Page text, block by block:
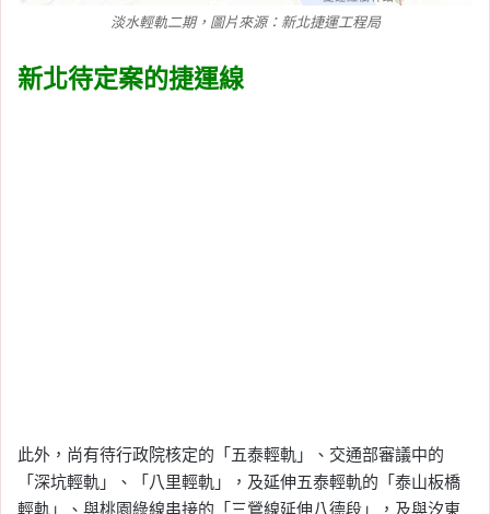
淡水輕軌二期，圖片來源：新北捷運工程局
新北待定案的捷運線
此外，尚有待行政院核定的「五泰輕軌」、交通部審議中的
「深坑輕軌」、「八里輕軌」，及延伸五泰輕軌的「泰山板橋
輕軌」、與桃園綠線串接的「三鶯線延伸八德段」，及與汐東